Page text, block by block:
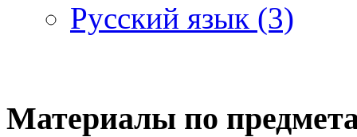
Русский язык (3)
Материалы по